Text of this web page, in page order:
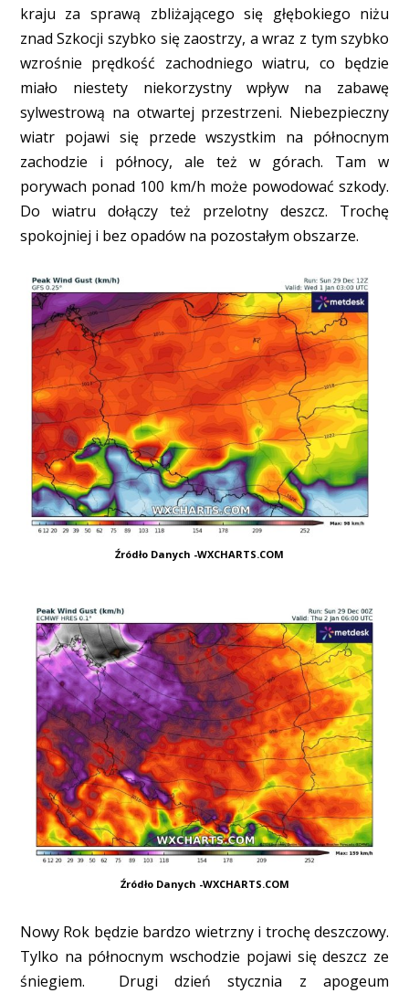
kraju za sprawą zbliżającego się głębokiego niżu
znad Szkocji szybko się zaostrzy, a wraz z tym szybko
wzrośnie prędkość zachodniego wiatru, co będzie
miało niestety niekorzystny wpływ na zabawę
sylwestrową na otwartej przestrzeni. Niebezpieczny
wiatr pojawi się przede wszystkim na północnym
zachodzie i północy, ale też w górach. Tam w
porywach ponad 100 km/h może powodować szkody.
Do wiatru dołączy też przelotny deszcz. Trochę
spokojniej i bez opadów na pozostałym obszarze.
Źródło Danych -WXCHARTS.COM
Źródło Danych -WXCHARTS.COM
Nowy Rok będzie bardzo wietrzny i trochę deszczowy.
Tylko na północnym wschodzie pojawi się deszcz ze
śniegiem. Drugi dzień stycznia z apogeum